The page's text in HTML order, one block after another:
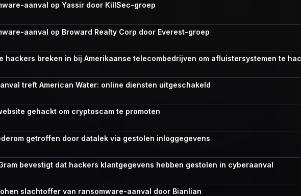
aanval op Yassir door KillSec-groep
aanval op Broward Realty Corp door Everest-groep
breken in bij Amerikaanse telecombedrijven om afluistersystemen te
treft American Water: online diensten uitgeschakeld
gehackt om cryptoscam te promoten
getroffen door datalek via gestolen inloggegevens
bevestigt dat hackers klantgegevens hebben gestolen in cyberaanval
slachtoffer van ransomware-aanval door Bianlian